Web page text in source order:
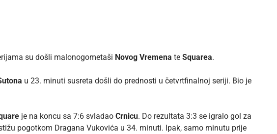
su došli malonogometaši Novog Vremena te Squarea.
u 23. minuti susreta došli do prednosti u četvrtfinalnoj seriji. Bio je
je na koncu sa 7:6 svladao Crnicu. Do rezultata 3:3 se igralo gol za
pogotkom Dragana Vukovića u 34. minuti. Ipak, samo minutu prije